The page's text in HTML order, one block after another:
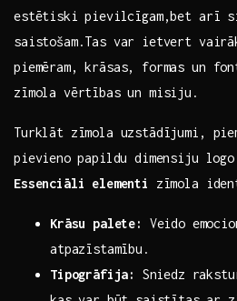
estētiski pievilcīgam,bet arī
saistošam.Tas var ietvert
piemēram, krāsas, formas un
zīmola vērtības ‍un‌ misiju.
Turklāt zīmola uzstādījumi,
pievieno ⁢papildu dimensiju logo‌
Essenciāli elementi
zīmola​
Krāsu palete:
Veido
atpazīstamību.
Tipogrāfija:
⁢Sniedz